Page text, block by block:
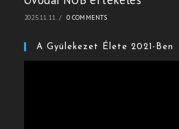
2025.11.11. / 0 COMMENTS
A Gyülekezet Élete 2021-Ben